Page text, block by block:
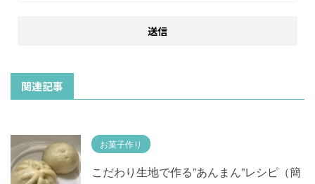
関連記事
お菓子作り
こだわり生地で作る”あんまん”レシピ（簡